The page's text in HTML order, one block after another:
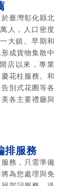
臺灣彰化縣北
人，人口密度
大鎮。早期和
成貨物集散中
店以來，專業
花柱服務。和
別式花圈等各
各主要禮廳與
排服務
務，只需準備
為您處理與免